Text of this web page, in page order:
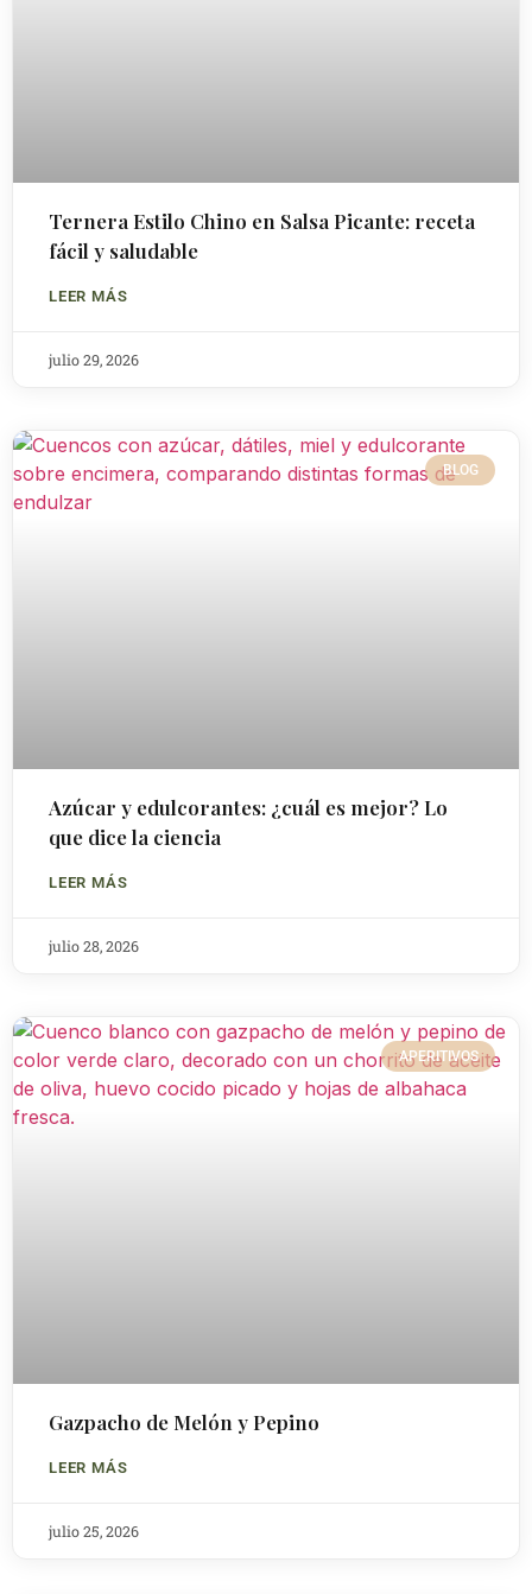
Ternera Estilo Chino en Salsa Picante: receta
fácil y saludable
LEER MÁS
julio 29, 2026
BLOG
Azúcar y edulcorantes: ¿cuál es mejor? Lo
que dice la ciencia
LEER MÁS
julio 28, 2026
APERITIVOS
Gazpacho de Melón y Pepino
LEER MÁS
julio 25, 2026